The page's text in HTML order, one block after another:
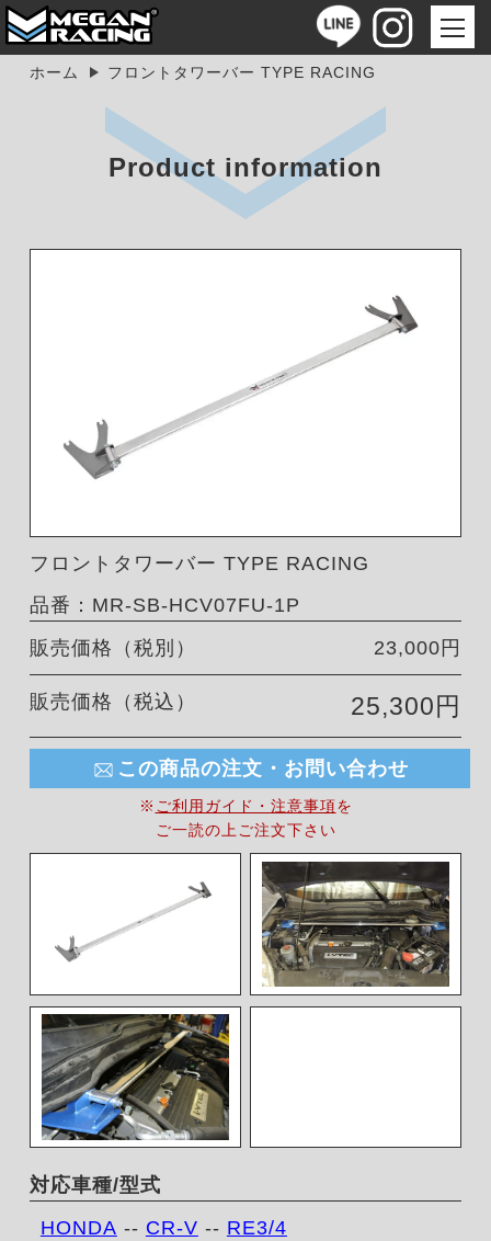
ホーム フロントタワーバー TYPE RACING
Product information
フロントタワーバー TYPE RACING
品番：MR-SB-HCV07FU-1P
販売価格（税別）
23,000円
販売価格（税込） 25,300円
この商品の注文・お問い合わせ
※ ご利用ガイド・注意事項を
ご一読の上ご注文下さい
対応車種/型式
HONDA -- CR-V -- RE3/4